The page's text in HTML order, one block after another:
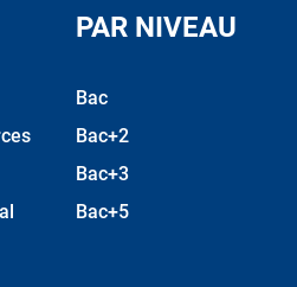
PAR NIVEAU
Bac
Bac+2
Bac+3
Bac+5